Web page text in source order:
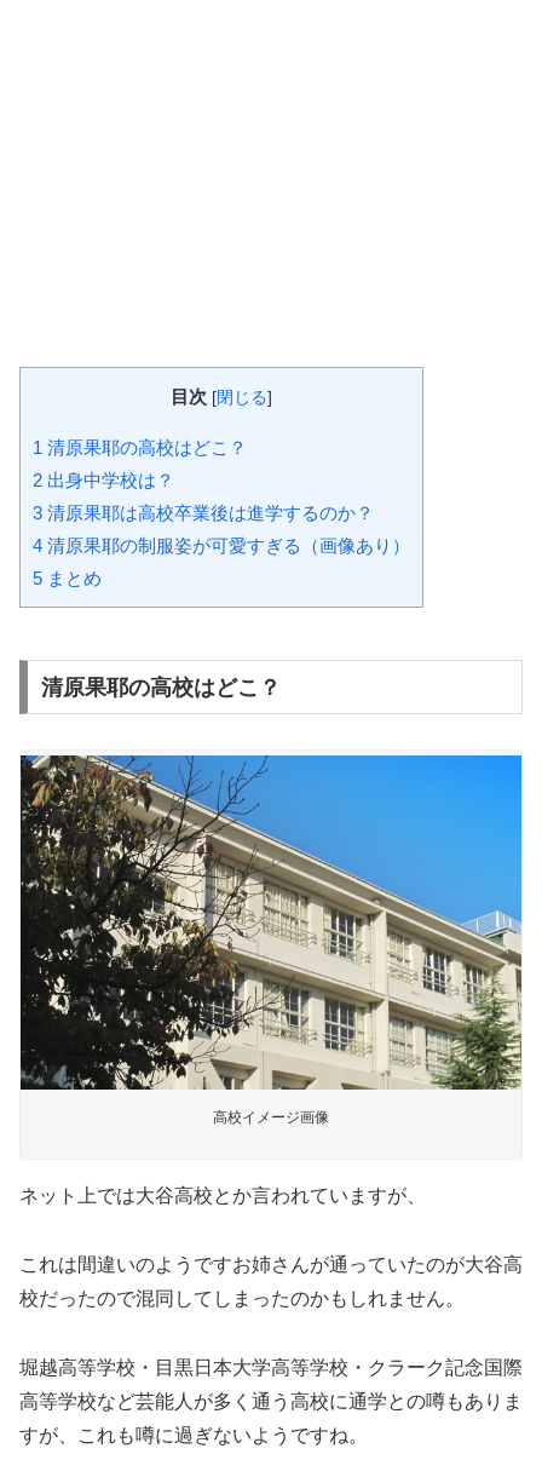
目次 [閉じる]
1 清原果耶の高校はどこ？
2 出身中学校は？
3 清原果耶は高校卒業後は進学するのか？
4 清原果耶の制服姿が可愛すぎる（画像あり）
5 まとめ
清原果耶の高校はどこ？
高校イメージ画像
ネット上では大谷高校とか言われていますが、
これは間違いのようですお姉さんが通っていたのが大谷高
校だったので混同してしまったのかもしれません。
堀越高等学校・目黒日本大学高等学校・クラーク記念国際
高等学校など芸能人が多く通う高校に通学との噂もありま
すが、これも噂に過ぎないようですね。